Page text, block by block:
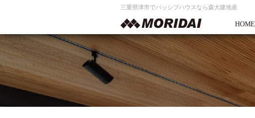
三重県津市でパッシブハウスなら森大建地産
HOME